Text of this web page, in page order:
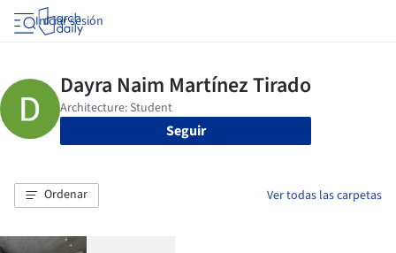
Iniciar sesión
Seguir
Ordenar Ver todas las carpetas